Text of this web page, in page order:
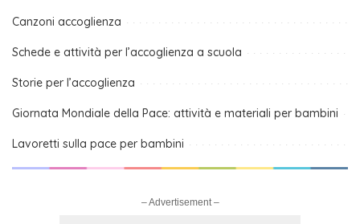
Canzoni accoglienza
Schede e attività per l’accoglienza a scuola
Storie per l’accoglienza
Giornata Mondiale della Pace: attività e materiali per bambini
Lavoretti sulla pace per bambini
– Advertisement –